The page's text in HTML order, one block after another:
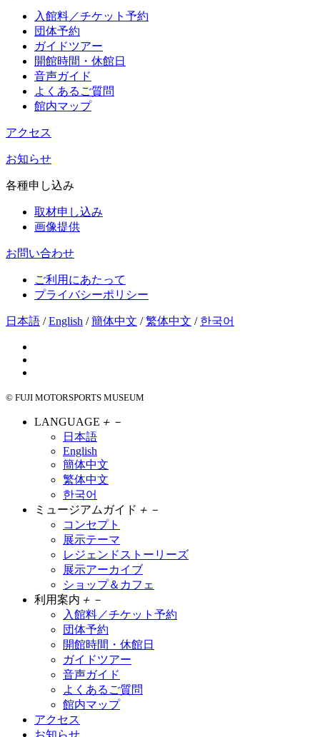
入館料／チケット予約
団体予約
ガイドツアー
開館時間・休館日
音声ガイド
よくあるご質問
館内マップ
アクセス
お知らせ
各種申し込み
取材申し込み
画像提供
お問い合わせ
ご利用にあたって
プライバシーポリシー
日本語 /English /簡体中文 /繁体中文 / 한국어
© FUJI MOTORSPORTS MUSEUM
LANGUAGE ＋ －
日本語
English
簡体中文
繁体中文
한국어
ミュージアムガイド ＋ －
コンセプト
展示テーマ
レジェンドストーリーズ
展示アーカイブ
ショップ＆カフェ
利用案内 ＋ －
入館料／チケット予約
団体予約
開館時間・休館日
ガイドツアー
音声ガイド
よくあるご質問
館内マップ
アクセス